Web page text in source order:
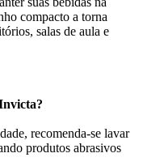
compacto a torna
salas de aula e
recomenda-se lavar
produtos abrasivos